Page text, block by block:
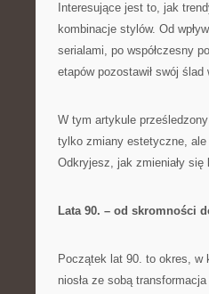
Interesujące jest to, jak
kombinacje stylów. Od
serialami, po współczesny
etapów pozostawił swój
W tym artykule
tylko zmiany estetyczne, ale
Odkryjesz, jak zmieniały
Lata 90. – od skromności
Początek lat 90. to okres, w
niosła ze sobą